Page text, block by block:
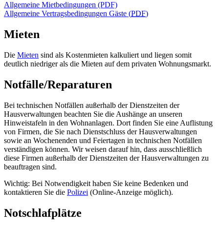
Allgemeine Mietbedingungen (PDF)
Allgemeine Vertragsbedingungen Gäste (PDF)
Mieten
Die Mieten sind als Kostenmieten kalkuliert und liegen somit
deutlich niedriger als die Mieten auf dem privaten Wohnungsmarkt.
Notfälle/Reparaturen
Bei technischen Notfällen außerhalb der Dienstzeiten der
Hausverwaltungen beachten Sie die Aushänge an unseren
Hinweistafeln in den Wohnanlagen. Dort finden Sie eine Auflistung
von Firmen, die Sie nach Dienstschluss der Hausverwaltungen
sowie an Wochenenden und Feiertagen in technischen Notfällen
verständigen können. Wir weisen darauf hin, dass ausschließlich
diese Firmen außerhalb der Dienstzeiten der Hausverwaltungen zu
beauftragen sind.
Wichtig: Bei Notwendigkeit haben Sie keine Bedenken und
kontaktieren Sie die Polizei (Online-Anzeige möglich).
Notschlafplätze